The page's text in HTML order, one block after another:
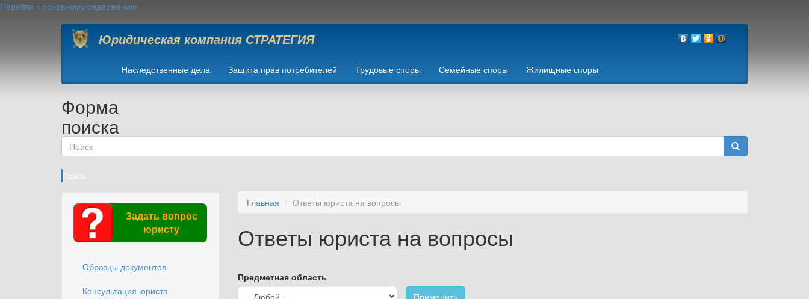
Перейти к основному содержанию
Юридическая компания СТРАТЕГИЯ
Наследственные дела Защита прав потребителей Трудовые споры Семейные споры Жилищные споры
Форма
поиска
Поиск
Задать вопрос
юристу
Образцы документов
Консультация юриста
Главная Ответы юриста на вопросы
Ответы юриста на вопросы
Предметная область
Применить